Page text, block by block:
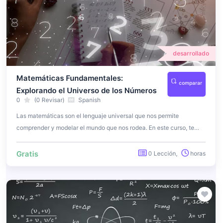
desarrollado
Matemáticas Fundamentales:
Explorando el Universo de los Números
comparar
0 (0 Revisar) Spanish
Las matemáticas son el lenguaje universal que nos permite
comprender y modelar el mundo que nos rodea. En este curso, te
conceptos y teorías clave que son la base de muchas disciplinas.
acción.
Gratis 0 Lección, horas